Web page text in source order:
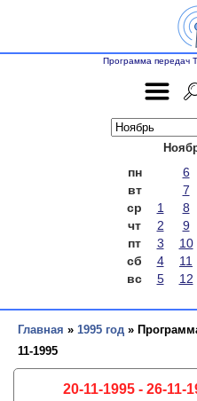
Программа передач
пн 6
вт
7
ср
1 8
чт
2 9
пт
3 10
сб
4 11
вс
5 12
Главная » 1995 год »
11-1995
20-11-1995 - 26-11-